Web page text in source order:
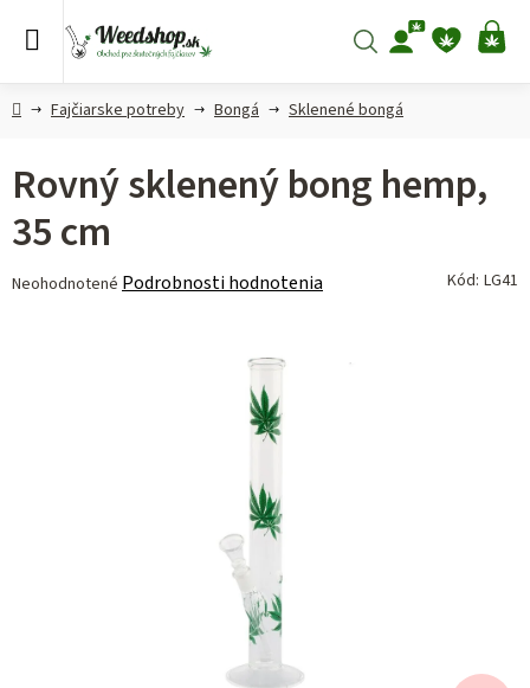
Hľadať
DomovFajčiarske potreby Bongá Sklenené bongá
Rovný sklenený bong hemp,
35 cm
Priemerné
Neohodnotené Podrobnosti hodnotenia Kód: LG41